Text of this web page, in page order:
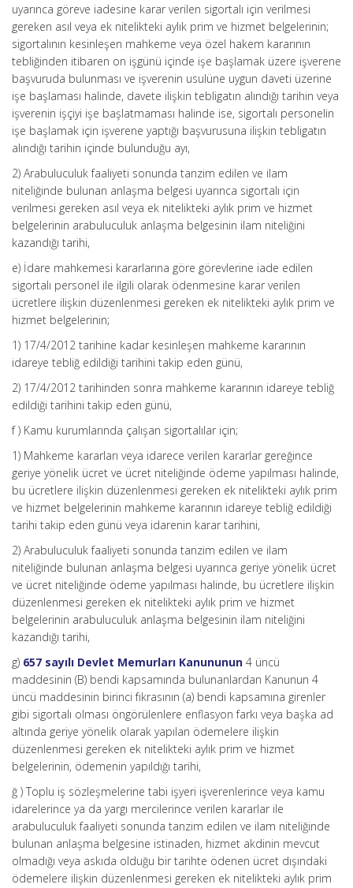
uyarınca göreve iadesine karar verilen sigortalı için verilmesi
gereken asıl veya ek nitelikteki aylık prim ve hizmet belgelerinin;
sigortalının kesinleşen mahkeme veya özel hakem kararının
tebliğinden itibaren on işgünü içinde işe başlamak üzere işverene
başvuruda bulunması ve işverenin usulüne uygun daveti üzerine
işe başlaması halinde, davete ilişkin tebligatın alındığı tarihin veya
işverenin işçiyi işe başlatmaması halinde ise, sigortalı personelin
işe başlamak için işverene yaptığı başvurusuna ilişkin tebligatın
alındığı tarihin içinde bulunduğu ayı,
2) Arabuluculuk faaliyeti sonunda tanzim edilen ve ilam
niteliğinde bulunan anlaşma belgesi uyarınca sigortalı için
verilmesi gereken asıl veya ek nitelikteki aylık prim ve hizmet
belgelerinin arabuluculuk anlaşma belgesinin ilam niteliğini
kazandığı tarihi,
e) İdare mahkemesi kararlarına göre görevlerine iade edilen
sigortalı personel ile ilgili olarak ödenmesine karar verilen
ücretlere ilişkin düzenlenmesi gereken ek nitelikteki aylık prim ve
hizmet belgelerinin;
1) 17/4/2012 tarihine kadar kesinleşen mahkeme kararının
idareye tebliğ edildiği tarihini takip eden günü,
2) 17/4/2012 tarihinden sonra mahkeme kararının idareye tebliğ
edildiği tarihini takip eden günü,
f ) Kamu kurumlarında çalışan sigortalılar için;
1) Mahkeme kararları veya idarece verilen kararlar gereğince
geriye yönelik ücret ve ücret niteliğinde ödeme yapılması halinde,
bu ücretlere ilişkin düzenlenmesi gereken ek nitelikteki aylık prim
ve hizmet belgelerinin mahkeme kararının idareye tebliğ edildiği
tarihi takip eden günü veya idarenin karar tarihini,
2) Arabuluculuk faaliyeti sonunda tanzim edilen ve ilam
niteliğinde bulunan anlaşma belgesi uyarınca geriye yönelik ücret
ve ücret niteliğinde ödeme yapılması halinde, bu ücretlere ilişkin
düzenlenmesi gereken ek nitelikteki aylık prim ve hizmet
belgelerinin arabuluculuk anlaşma belgesinin ilam niteliğini
kazandığı tarihi,
g) 657 sayılı Devlet Memurları Kanununun 4 üncü
maddesinin (B) bendi kapsamında bulunanlardan Kanunun 4
üncü maddesinin birinci fıkrasının (a) bendi kapsamına girenler
gibi sigortalı olması öngörülenlere enflasyon farkı veya başka ad
altında geriye yönelik olarak yapılan ödemelere ilişkin
düzenlenmesi gereken ek nitelikteki aylık prim ve hizmet
belgelerinin, ödemenin yapıldığı tarihi,
ğ ) Toplu iş sözleşmelerine tabi işyeri işverenlerince veya kamu
idarelerince ya da yargı mercilerince verilen kararlar ile
arabuluculuk faaliyeti sonunda tanzim edilen ve ilam niteliğinde
bulunan anlaşma belgesine istinaden, hizmet akdinin mevcut
olmadığı veya askıda olduğu bir tarihte ödenen ücret dışındaki
ödemelere ilişkin düzenlenmesi gereken ek nitelikteki aylık prim